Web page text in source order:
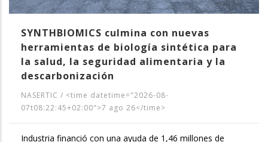
SYNTHBIOMICS culmina con nuevas
herramientas de biología sintética para
la salud, la seguridad alimentaria y la
descarbonización
NASERTIC / <time datetime="2026-08-
07t08:22:45+02:00">7 ago 26</time>
Industria financió con una ayuda de 1,46 millones de